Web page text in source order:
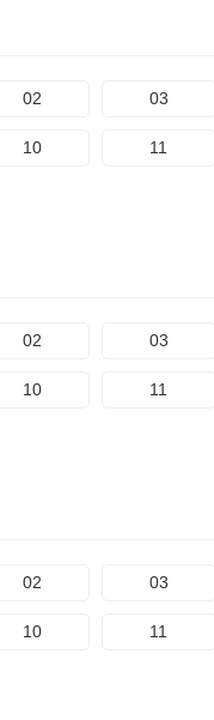
02 03
10 11
02 03
10 11
02 03
10 11